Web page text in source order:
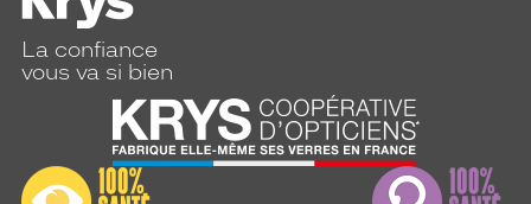
La confiance
vous va si bien